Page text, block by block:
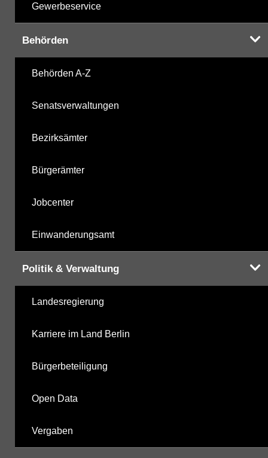
Gewerbeservice
Behörden
Behörden A-Z
Senatsverwaltungen
Bezirksämter
Bürgerämter
Jobcenter
Einwanderungsamt
Politik & Verwaltung
Landesregierung
Karriere im Land Berlin
Bürgerbeteiligung
Open Data
Vergaben